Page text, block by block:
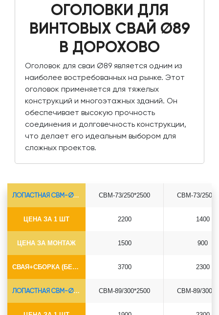
ОГОЛОВКИ ДЛЯ
ВИНТОВЫХ СВАЙ Ø89
В ДОРОХОВО
Оголовок для сваи Ø89 является одним из
наиболее востребованных на рынке. Этот
оголовок применяется для тяжелых
конструкций и многоэтажных зданий. Он
обеспечивает высокую прочность
соединения и долговечность конструкции,
что делает его идеальным выбором для
сложных проектов.
ЛОПАСТНАЯ СВМ-Ø73*5.5
ЦЕНА ЗА 1 ШТ
ЦЕНА ЗА МОНТАЖ
СВАЯ+СБОРКА (БЕЗ ОГОЛОВКА)
СВМ-73/250*2500
2200
1500
3700
СВМ-73/
1400
900
2300
ЛОПАСТНАЯ СВМ-Ø89*6.5 СВМ-89/300*2500 СВМ-89/